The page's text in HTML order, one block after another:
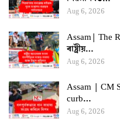
Aug 6, 2026
Assam| The
ৰাষ্ট্ৰীয়…
Aug 6, 2026
Assam | CM
curb…
Aug 6, 2026